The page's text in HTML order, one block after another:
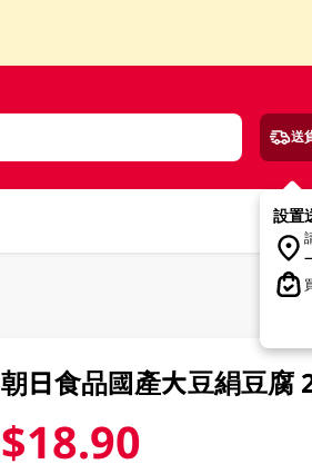
送
設置
朝日食品國產大豆絹豆腐
$18.90